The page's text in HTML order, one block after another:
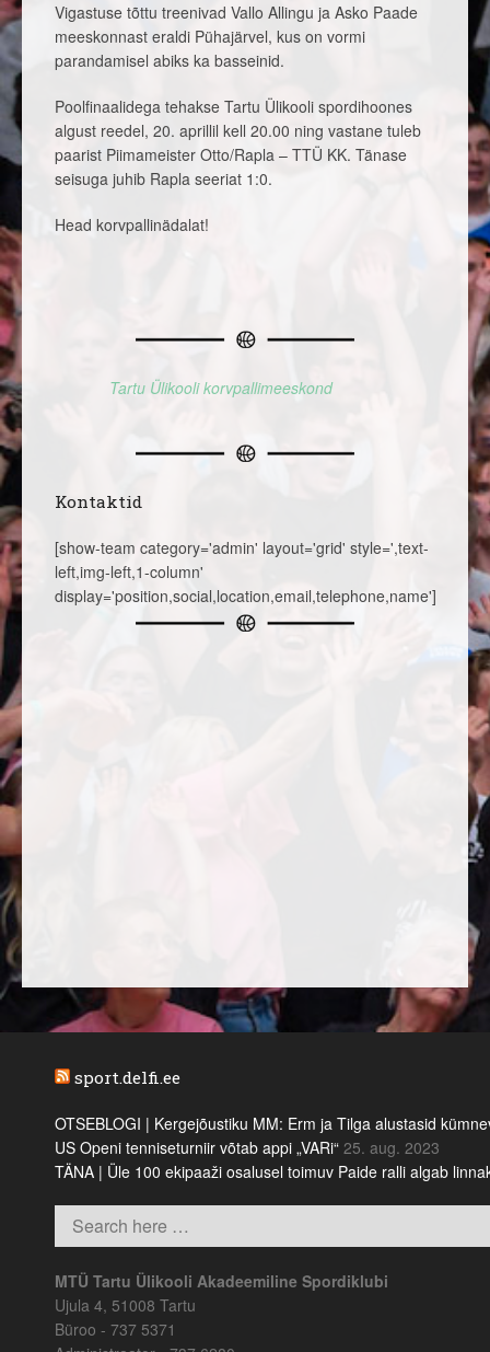
Vigastuse tõttu treenivad Vallo Allingu ja Asko Paade
meeskonnast eraldi Pühajärvel, kus on vormi
parandamisel abiks ka basseinid.
Poolfinaalidega tehakse Tartu Ülikooli spordihoones
algust reedel, 20. aprillil kell 20.00 ning vastane tuleb
paarist Piimameister Otto/Rapla – TTÜ KK. Tänase
seisuga juhib Rapla seeriat 1:0.
Head korvpallinädalat!
Tartu Ülikooli korvpallimeeskond
Kontaktid
[show-team category='admin' layout='grid' style=',text-
left,img-left,1-column'
display='position,social,location,email,telephone,name']
sport.delfi.ee
OTSEBLOGI | Kergejõustiku MM: Erm ja Tilga alustasid
US Openi tenniseturniir võtab appi „VARi“ 25. aug. 2023
TÄNA | Üle 100 ekipaaži osalusel toimuv Paide ralli algab
MTÜ Tartu Ülikooli Akadeemiline Spordiklubi
Ujula 4, 51008 Tartu
Büroo - 737 5371